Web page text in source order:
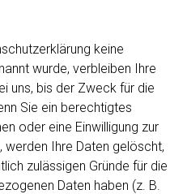
keine
wurde, verbleiben Ihre
uns, bis der Zweck für die
Sie ein berechtigtes
oder eine Einwilligung zur
werden Ihre Daten gelöscht,
zulässigen Gründe für die
Daten haben (z. B.